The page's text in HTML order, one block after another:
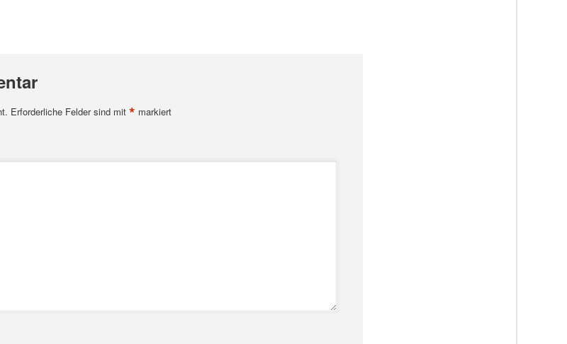
Erforderliche Felder sind mit * markiert